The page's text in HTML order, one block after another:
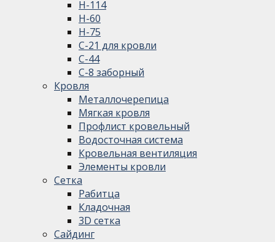
Н-114
Н-60
Н-75
С-21 для кровли
С-44
С-8 заборный
Кровля
Металлочерепица
Мягкая кровля
Профлист кровельный
Водосточная система
Кровельная вентиляция
Элементы кровли
Сетка
Рабитца
Кладочная
3D сетка
Сайдинг